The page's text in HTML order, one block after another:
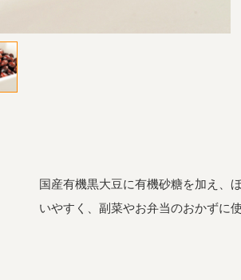
国産有機黒大豆に有機砂糖を加え、
いやすく、副菜やお弁当のおかずに